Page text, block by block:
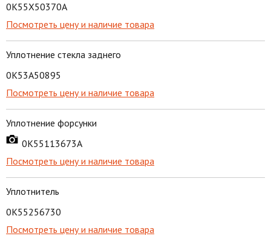
0K55X50370A
Посмотреть цену и наличие товара
Уплотнение стекла заднего
0K53A50895
Посмотреть цену и наличие товара
Уплотнение форсунки
0K55113673A
Посмотреть цену и наличие товара
Уплотнитель
0K55256730
Посмотреть цену и наличие товара